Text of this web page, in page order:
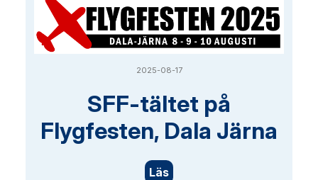
2025-08-17
SFF-tältet på
Flygfesten, Dala Järna
Läs